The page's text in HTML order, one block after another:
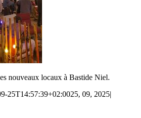
nouveaux locaux à Bastide Niel.
25T14:57:39+02:0025, 09, 2025|